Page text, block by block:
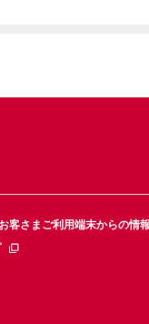
お客さまご利用端末からの情